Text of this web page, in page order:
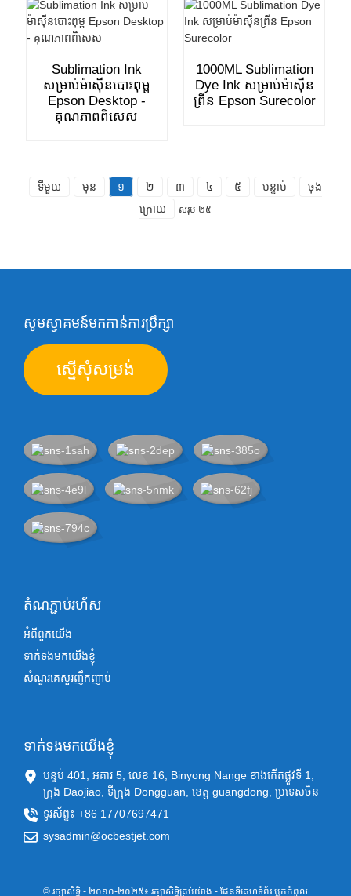
Sublimation Ink
សម្រាប់ម៉ាស៊ីនបោះពុម្ព
Epson Desktop -
គុណភាពពិសេស
1000ML Sublimation
Dye Ink សម្រាប់ម៉ាស៊ីន
ព្រីន Epson Surecolor
ទីមួយ មុន ១ ២ ៣ ៤ ៥ បន្ទាប់
ចុង
ក្រោយ
សរុប ២៥
សូមស្វាគមន៍មកកាន់ការប្រឹក្សា
ស្នើសុំសម្រង់
តំណភ្ជាប់រហ័ស
អំពីពួកយើង
ទាក់ទងមកយើងខ្ញុំ
សំណួរគេសួរញឹកញាប់
ទាក់ទងមកយើងខ្ញុំ
បន្ទប់ 401, អគារ 5, លេខ 16, Binyong Nange ខាងកើតផ្លូវទី 1,
ក្រុង Daojiao, ទីក្រុង Dongguan, ខេត្ត guangdong, ប្រទេសចិន
ទូរស័ព្ទ៖ +86 17707697471
sysadmin@ocbestjet.com
© រក្សាសិទ្ធិ - ២០១០-២០២៥៖ រក្សាសិទ្ធិគ្រប់យ៉ាង - ផែនទីគេហទំព័រ ប្លុកកំពូល